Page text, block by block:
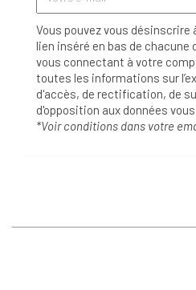
Vous pouvez vous
lien inséré en bas de chacune
vous connectant à votre
toutes les informations sur
d'accès, de rectification, de
d'opposition aux données
*Voir conditions dans votre